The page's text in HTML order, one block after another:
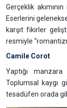
Gerçeklik
Eserlerini
karşıt fikirler
resmiyle
Camile Corot
Yaptığı
Toplumsal kaygı
tesadüfen orada